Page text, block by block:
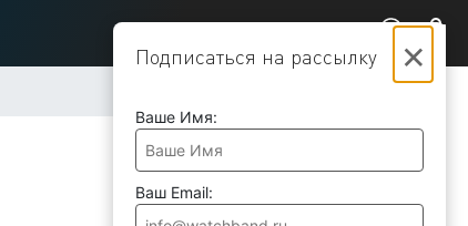
×
Подписаться на рассылку
Ваше Имя:
Ваш Email: